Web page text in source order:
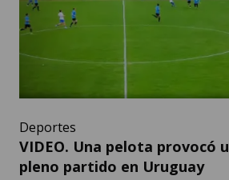
Deportes
VIDEO. Una pelota provocó
pleno partido en Uruguay